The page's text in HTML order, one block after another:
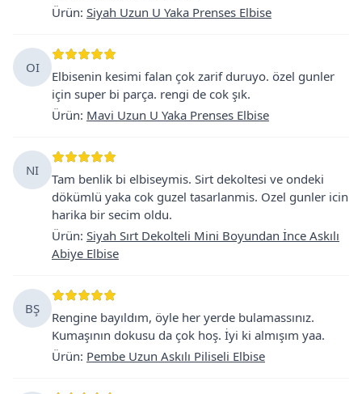
Ürün: Siyah Uzun U Yaka Prenses Elbise
OI
Elbisenin kesimi falan çok zarif duruyo. özel gunler
için super bi parça. rengi de cok şık.
Ürün: Mavi Uzun U Yaka Prenses Elbise
NI
Tam benlik bi elbiseymis. Sirt dekoltesi ve ondeki
dökümlü yaka cok guzel tasarlanmis. Ozel gunler icin
harika bir secim oldu.
Ürün: Siyah Sırt Dekolteli Mini Boyundan İnce Askılı
Abiye Elbise
BŞ
Rengine bayıldım, öyle her yerde bulamassınız.
Kumaşının dokusu da çok hoş. İyi ki almışım yaa.
Ürün: Pembe Uzun Askılı Piliseli Elbise